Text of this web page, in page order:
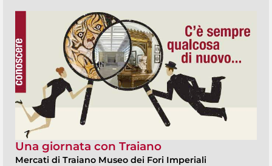
Una giornata con Traiano
Mercati di Traiano Museo dei Fori Imperiali